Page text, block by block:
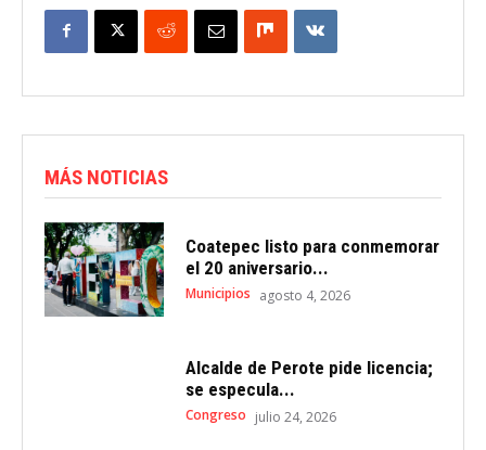
MÁS NOTICIAS
Coatepec listo para conmemorar
el 20 aniversario...
Municipios agosto 4, 2026
Alcalde de Perote pide licencia;
se especula...
Congreso julio 24, 2026